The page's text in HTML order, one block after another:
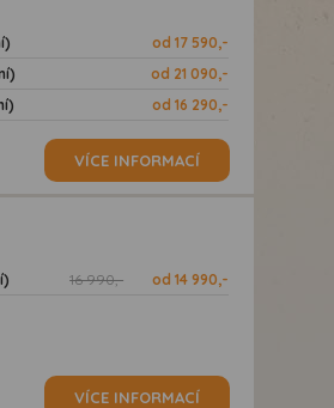
od 17 590,-
od 21 090,-
od 16 290,-
VÍCE INFORMACÍ
16 990,- od 14 990,-
VÍCE INFORMACÍ